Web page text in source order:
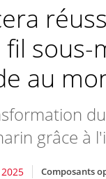
fil sous-
au
grâce à
Composants